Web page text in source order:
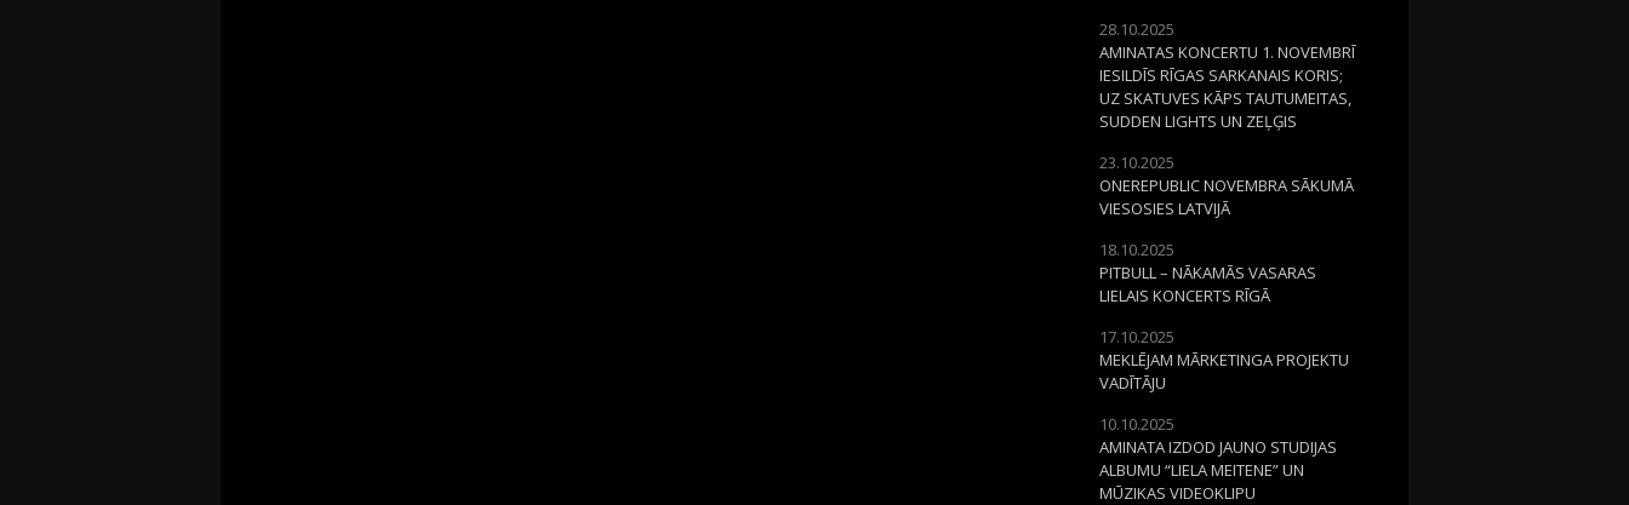
28.10.2025
AMINATAS KONCERTU 1. NOVEMBRĪ
IESILDĪS RĪGAS SARKANAIS KORIS;
UZ SKATUVES KĀPS TAUTUMEITAS,
SUDDEN LIGHTS UN ZEĻĢIS
23.10.2025
ONEREPUBLIC NOVEMBRA SĀKUMĀ
VIESOSIES LATVIJĀ
18.10.2025
PITBULL – NĀKAMĀS VASARAS
LIELAIS KONCERTS RĪGĀ
17.10.2025
MEKLĒJAM MĀRKETINGA PROJEKTU
VADĪTĀJU
10.10.2025
AMINATA IZDOD JAUNO STUDIJAS
ALBUMU “LIELA MEITENE” UN
MŪZIKAS VIDEOKLIPU